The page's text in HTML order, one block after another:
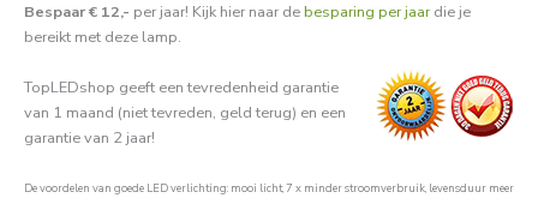
Bespaar € 12,- per jaar! Kijk hier naar de besparing per jaardie je
bereikt met deze lamp.
TopLEDshop geeft een tevredenheid garantie
van 1 maand (niet tevreden, geld terug) en een
garantie van 2 jaar!
De voordelen van goede LED verlichting: mooi licht, 7 x minder stroomverbruik, levensduur meer